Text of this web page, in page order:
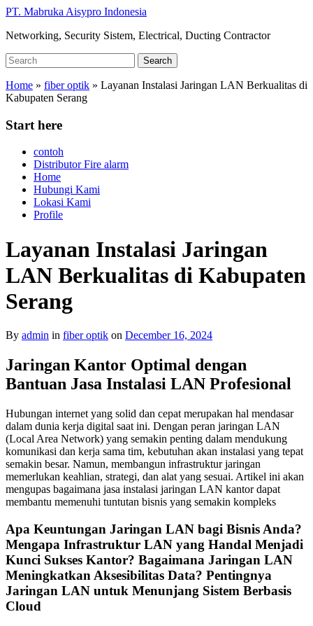
Skip
main
PT. Mabruka Aisypro Indonesia
Networking, Security Sistem, Electrical, Ducting Contractor
Search
for:
Search
Home » fiber optik » Layanan Instalasi Jaringan LAN Berkualitas di
Kabupaten Serang
Start here
contoh
Distributor Fire alarm
Home
Hubungi Kami
Lokasi Kami
Profile
Layanan Instalasi Jaringan
LAN Berkualitas di Kabupaten
Serang
By admin in fiber optik on December 16, 2024
Jaringan Kantor Optimal dengan
Bantuan Jasa Instalasi LAN Profesional
Hubungan internet yang solid dan cepat merupakan hal mendasar
dalam dunia kerja digital saat ini. Dengan peran jaringan LAN
(Local Area Network) yang semakin penting dalam mendukung
komunikasi dan kerja sama tim, kebutuhan akan instalasi yang tepat
semakin besar. Namun, membangun infrastruktur jaringan
memerlukan keahlian, strategi, dan alat yang sesuai. Artikel ini akan
mengupas bagaimana jasa instalasi jaringan LAN kantor dapat
membantu memenuhi tuntutan bisnis yang semakin kompleks
Apa Keuntungan Jaringan LAN bagi Bisnis Anda?
Mengapa Infrastruktur LAN yang Handal Menjadi
Kunci Sukses Kantor? Bagaimana Jaringan LAN
Meningkatkan Aksesibilitas Data? Pentingnya
Jaringan LAN untuk Menunjang Sistem Berbasis
Cloud